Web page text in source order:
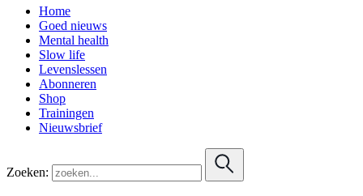
Home
Goed nieuws
Mental health
Slow life
Levenslessen
Abonneren
Shop
Trainingen
Nieuwsbrief
Zoeken: